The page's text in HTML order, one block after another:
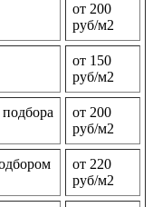
от 200
руб/м2
от 150
руб/м2
от 200
руб/м2
от 220
руб/м2